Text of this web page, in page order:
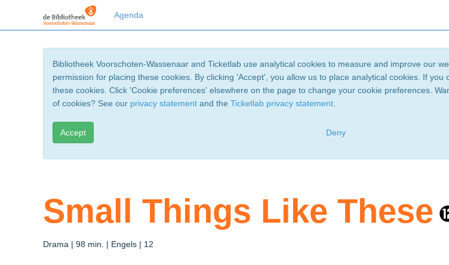
Agenda
Bibliotheek Voorschoten-Wassenaar and Ticketlab use analytical cookies to measure and improve our
permission for placing these cookies. By clicking 'Accept', you allow us to place analytical cookies. If you
these cookies. Click 'Cookie preferences' elsewhere on the page to change your cookie preferences.
of cookies? See our privacy statement and the Ticketlab privacy statement
Accept Deny
Small Things Like These
Drama | 98 min. | Engels | 12